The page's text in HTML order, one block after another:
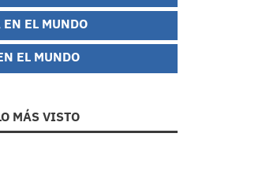
EL MUNDO
EL MUNDO
MÁS VISTO